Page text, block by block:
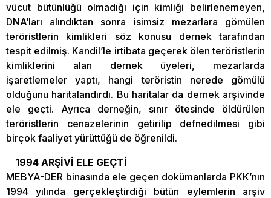
vücut bütünlüğü olmadığı için kimliği belirlenemeyen,
DNA’ları alındıktan sonra isimsiz mezarlara gömülen
teröristlerin kimlikleri söz konusu dernek tarafından
tespit edilmiş. Kandil’le irtibata geçerek ölen teröristlerin
kimliklerini alan dernek üyeleri, mezarlarda
işaretlemeler yaptı, hangi teröristin nerede gömülü
olduğunu haritalandırdı. Bu haritalar da dernek arşivinde
ele geçti. Ayrıca derneğin, sınır ötesinde öldürülen
teröristlerin cenazelerinin getirilip defnedilmesi gibi
birçok faaliyet yürüttüğü de öğrenildi.
1994 ARŞİVİ ELE GEÇTİ
MEBYA-DER binasında ele geçen dokümanlarda PKK’nın
1994 yılında gerçekleştirdiği bütün eylemlerin arşiv